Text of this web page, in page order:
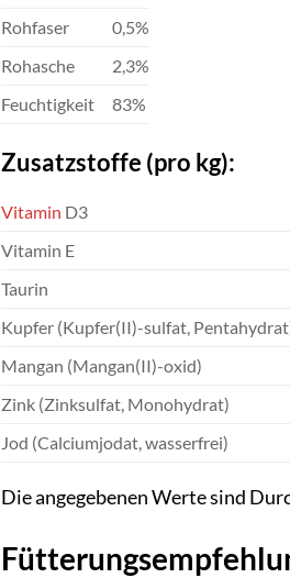
Rohfaser
0,5%
Rohasche
2,3%
Feuchtigkeit
83%
Zusatzstoffe (pro kg):
Vitamin D3
Vitamin E
Taurin
Kupfer (Kupfer(II)-sulfat,
Mangan (Mangan(II)-oxid)
Zink (Zinksulfat, Monohydrat)
Jod (Calciumjodat, wasserfrei)
Die angegebenen Werte sind